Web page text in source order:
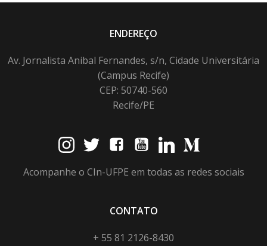
ENDEREÇO
Av. Jornalista Anibal Fernandes, s/n, Cidade Universitária
(Campus Recife)
CEP: 50740-560
Recife/PE
Acompanhe o CIn-UFPE em todas as redes sociais
CONTATO
+ 55 81 2126-8430